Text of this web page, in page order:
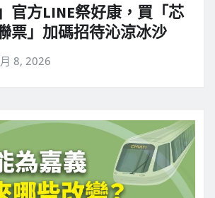
官方LINE祭好康，買「芯
票」加碼招待沁涼冰沙
8, 2026